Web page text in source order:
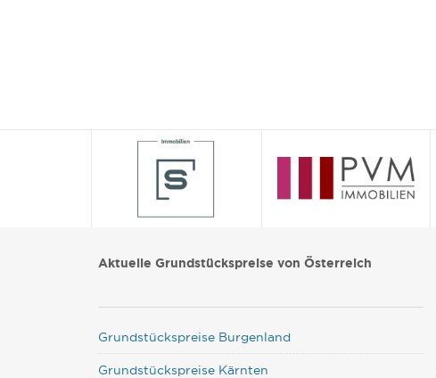
Aktuelle Grundstückspreise von Österreich
Grundstückspreise Burgenland
Grundstückspreise Kärnten